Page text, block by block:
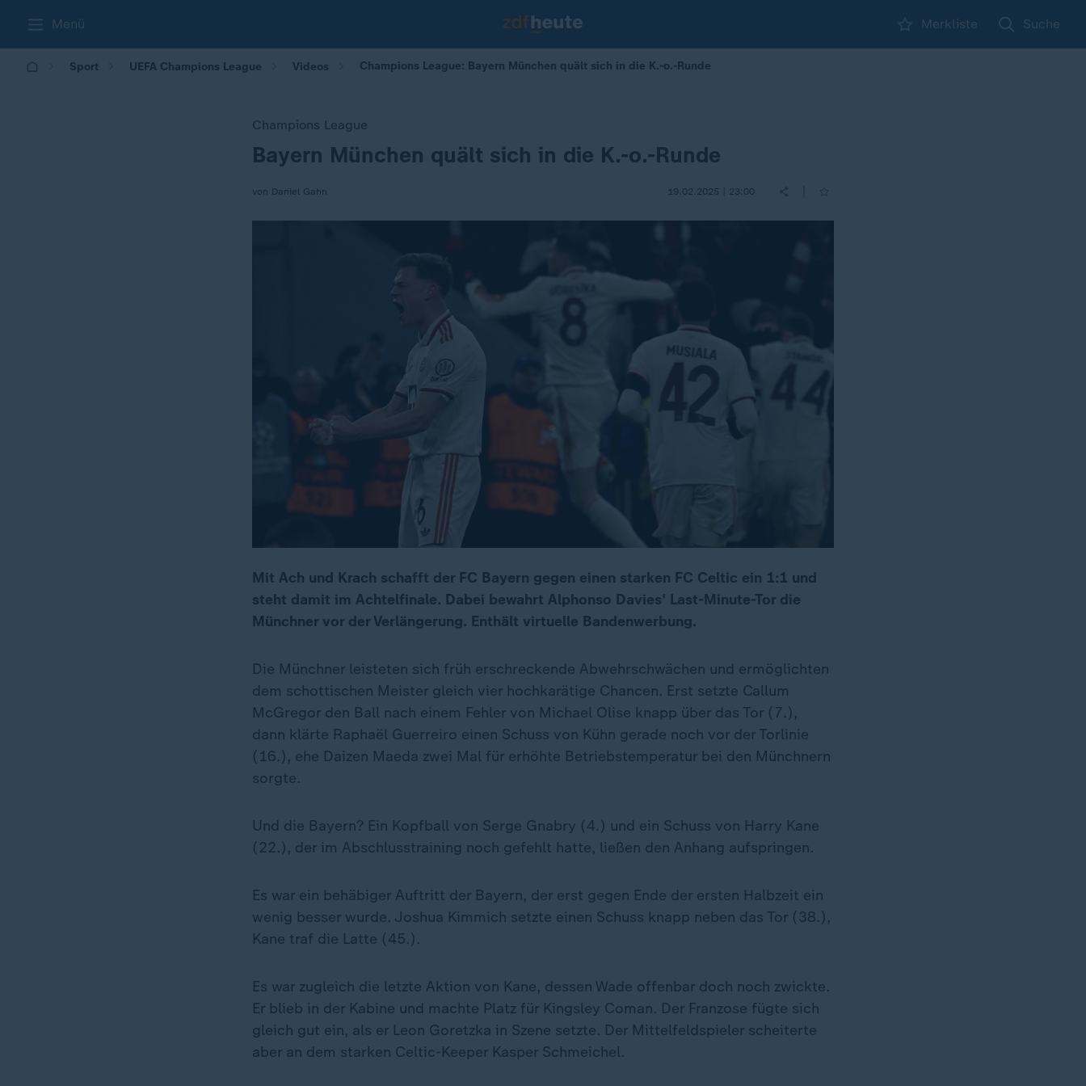
Menü Merkliste Suche
Sport UEFA Champions League Videos Champions League: Bayern München quält sich in die K.-o.-Runde
Champions League
:Bayern München quält sich in die K.-o.-Runde
von Daniel Gahn 19.02.2025 | 23:00
Mit Ach und Krach schafft der FC Bayern gegen einen starken FC Celtic ein 1:1 und
steht damit im Achtelfinale. Dabei bewahrt Alphonso Davies' Last-Minute-Tor die
Münchner vor der Verlängerung. Enthält virtuelle Bandenwerbung.
Die Münchner leisteten sich früh erschreckende Abwehrschwächen und ermöglichten
dem schottischen Meister gleich vier hochkarätige Chancen. Erst setzte Callum
McGregor den Ball nach einem Fehler von Michael Olise knapp über das Tor (7.),
dann klärte Raphaël Guerreiro einen Schuss von Kühn gerade noch vor der Torlinie
(16.), ehe Daizen Maeda zwei Mal für erhöhte Betriebstemperatur bei den Münchnern
sorgte.
Und die Bayern? Ein Kopfball von Serge Gnabry (4.) und ein Schuss von Harry Kane
(22.), der im Abschlusstraining noch gefehlt hatte, ließen den Anhang aufspringen.
Es war ein behäbiger Auftritt der Bayern, der erst gegen Ende der ersten Halbzeit ein
wenig besser wurde. Joshua Kimmich setzte einen Schuss knapp neben das Tor (38.),
Kane traf die Latte (45.).
Es war zugleich die letzte Aktion von Kane, dessen Wade offenbar doch noch zwickte.
Er blieb in der Kabine und machte Platz für Kingsley Coman. Der Franzose fügte sich
gleich gut ein, als er Leon Goretzka in Szene setzte. Der Mittelfeldspieler scheiterte
aber an dem starken Celtic-Keeper Kasper Schmeichel.